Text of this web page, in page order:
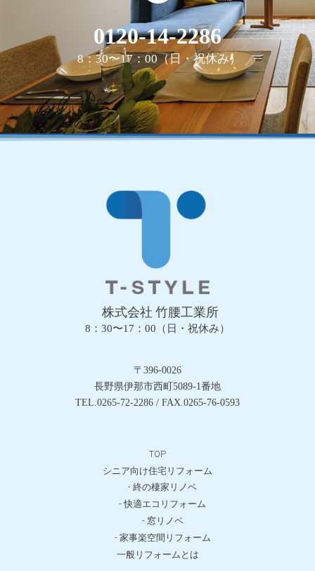
0120-14-2286
8：30〜17：00（日・祝休み）
株式会社 竹腰工業所
8：30〜17：00（日・祝休み）
〒396-0026
長野県伊那市西町5089-1番地
TEL.0265-72-2286 / FAX.0265-76-0593
TOP
シニア向け住宅リフォーム
- 終の棲家リノベ
- 快適エコリフォーム
- 窓リノベ
- 家事楽空間リフォーム
一般リフォームとは